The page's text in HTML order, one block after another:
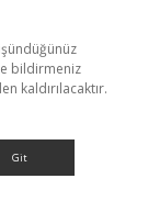
bildirmeniz
kaldırılacaktır.